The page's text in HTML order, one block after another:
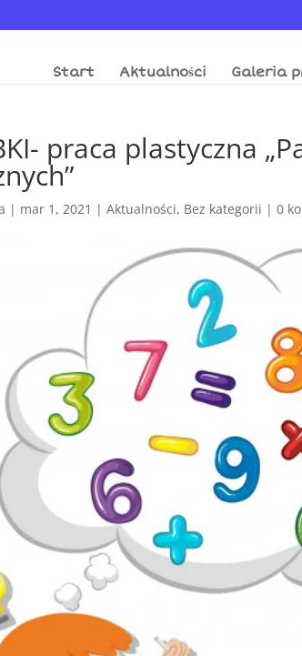
Start Aktualności Galeria
praca plastyczna
| mar 1, 2021 |Aktualności, Bez kategorii |0